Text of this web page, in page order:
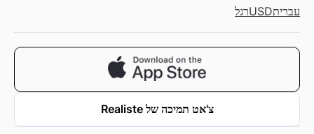
עבריתUSDרגל
צ'אט תמיכה של Realiste